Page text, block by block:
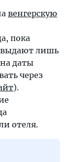
венгерскую
пока
выдают лишь
даты
через
).
отеля.